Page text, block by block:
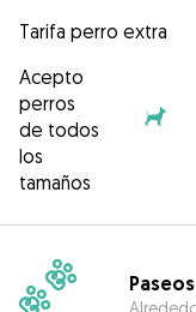
Tarifa perro extra
Acepto
perros
de todos
los
tamaños
Paseos